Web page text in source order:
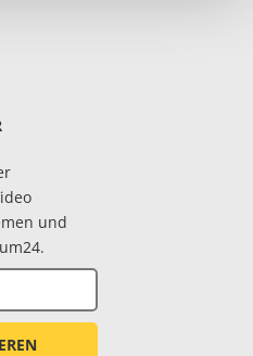
und